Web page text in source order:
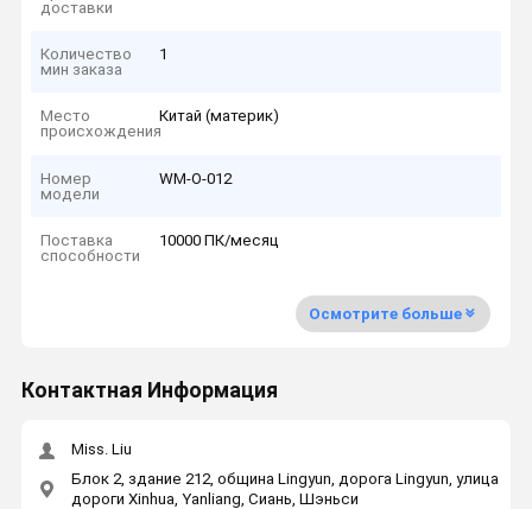
доставки
Количество
мин заказа
1
Место
происхождения
Китай (материк)
Номер
модели
WM-O-012
Поставка
способности
10000 ПК/месяц
Осмотрите больше
Контактная Информация
Miss. Liu
Блок 2, здание 212, община Lingyun, дорога Lingyun, улица
дороги Xinhua, Yanliang, Сиань, Шэньси